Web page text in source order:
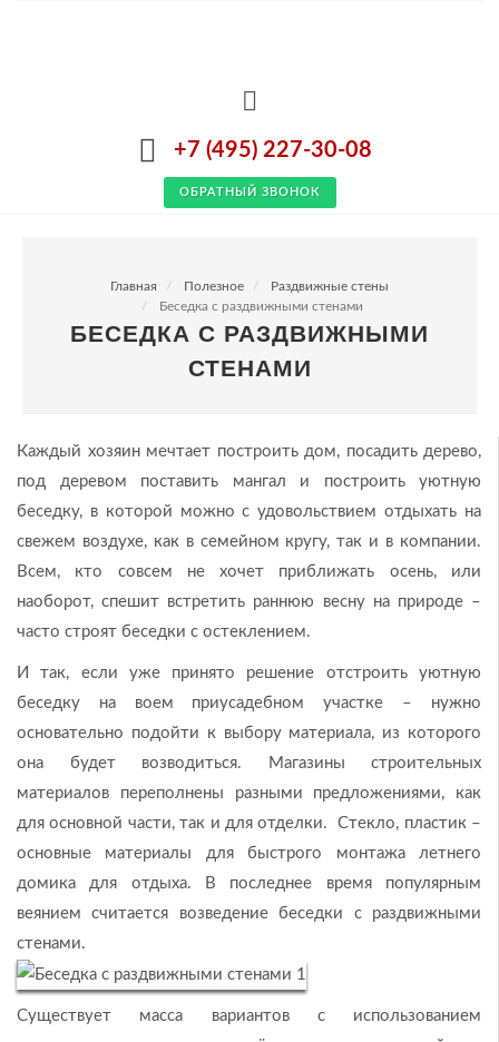
+7 (495) 227-30-08
ОБРАТНЫЙ ЗВОНОК
Главная Полезное
Раздвижные стены
Беседка с раздвижными стенами
БЕСЕДКА С РАЗДВИЖНЫМИ
СТЕНАМИ
Каждый хозяин мечтает построить дом, посадить дерево,
под деревом поставить мангал и построить уютную
беседку, в которой можно с удовольствием отдыхать на
свежем воздухе, как в семейном кругу, так и в компании.
Всем, кто совсем не хочет приближать осень, или
наоборот, спешит встретить раннюю весну на природе –
часто строят беседки с остеклением.
И так, если уже принято решение отстроить уютную
беседку на воем приусадебном участке – нужно
основательно подойти к выбору материала, из которого
она будет возводиться. Магазины строительных
материалов переполнены разными предложениями, как
для основной части, так и для отделки. Стекло, пластик –
основные материалы для быстрого монтажа летнего
домика для отдыха. В последнее время популярным
веянием считается возведение беседки с раздвижными
стенами.
Существует масса вариантов с использованием